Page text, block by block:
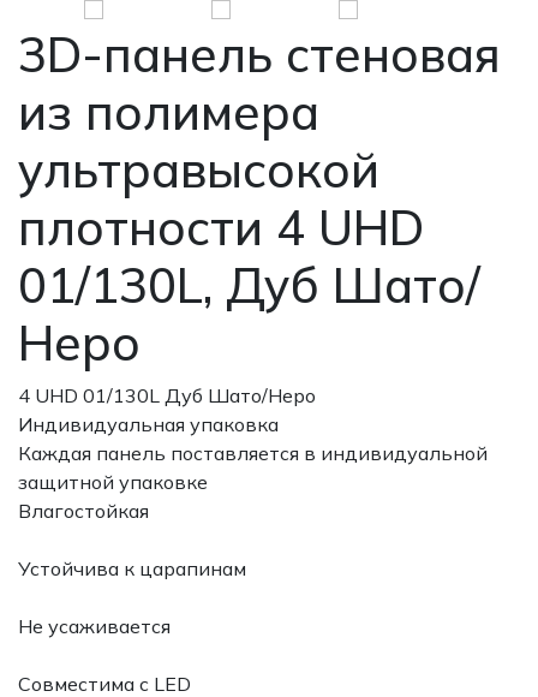
3D-панель стеновая
из полимера
ультравысокой
плотности 4 UHD
01/130L, Дуб Шато/
Неро
4 UHD 01/130L Дуб Шато/Неро
Индивидуальная упаковка
Каждая панель поставляется в индивидуальной
защитной упаковке
Влагостойкая
Устойчива к царапинам
Не усаживается
Совместима с LED